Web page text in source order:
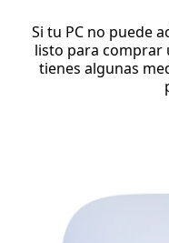
Si tu PC no puede
listo para comprar
tienes algunas